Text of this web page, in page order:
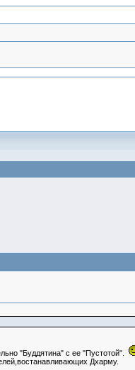
"Буддятина" с ее "Пустотой".
Дхарму.